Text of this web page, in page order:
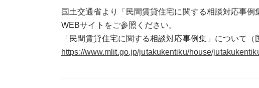
国土交通省より「民間賃貸住宅に関する相談対応事
WEBサイトをご参照ください。
「民間賃貸住宅に関する相談対応事例集」について（
https://www.mlit.go.jp/jutakukentiku/house/